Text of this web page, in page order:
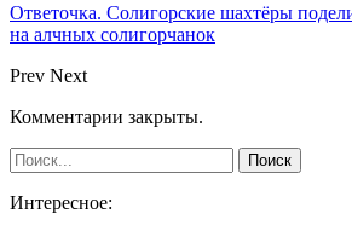
Ответочка. Солигорские шахтёры
на алчных солигорчанок
Prev Next
Комментарии закрыты.
Интересное: